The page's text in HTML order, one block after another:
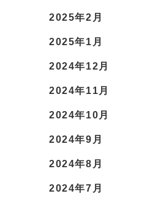
2025年2月
2025年1月
2024年12月
2024年11月
2024年10月
2024年9月
2024年8月
2024年7月